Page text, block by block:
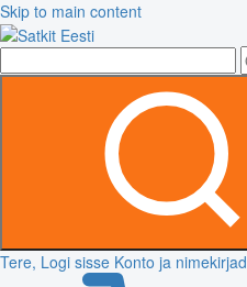
Skip to main content
Tere, Logi sisse Konto ja nimekirjad